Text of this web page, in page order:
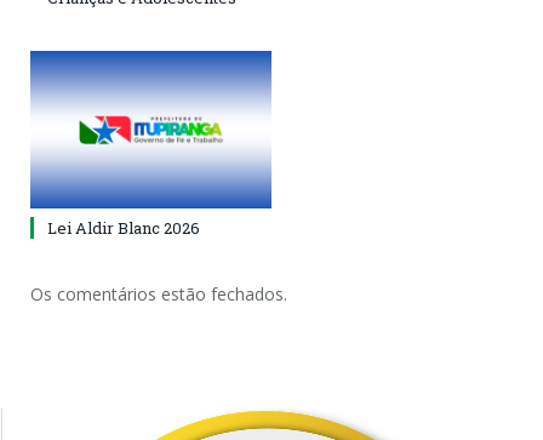
Lei Aldir Blanc 2026
Os comentários estão fechados.